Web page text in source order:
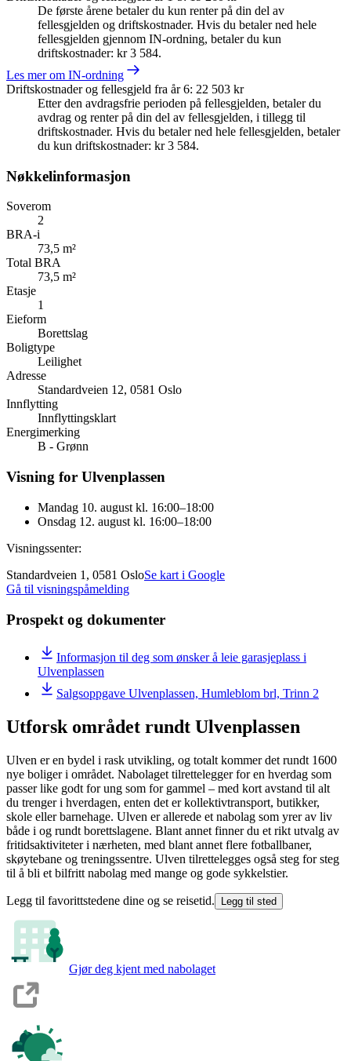
De første årene betaler du kun renter på din del av
fellesgjelden og driftskostnader. Hvis du betaler ned hele
fellesgjelden gjennom IN-ordning, betaler du kun
driftskostnader: kr 3 584.
Les mer om IN-ordning
Driftskostnader og fellesgjeld fra år 6: 22 503 kr
Etter den avdragsfrie perioden på fellesgjelden, betaler du
avdrag og renter på din del av fellesgjelden, i tillegg til
driftskostnader. Hvis du betaler ned hele fellesgjelden, betaler
du kun driftskostnader: kr 3 584.
Nøkkelinformasjon
Soverom
2
BRA-i
73,5 m²
Total BRA
73,5 m²
Etasje
1
Eieform
Borettslag
Boligtype
Leilighet
Adresse
Standardveien 12, 0581 Oslo
Innflytting
Innflyttingsklart
Energimerking
B - Grønn
Visning for Ulvenplassen
Mandag 10. august kl. 16:00–18:00
Onsdag 12. august kl. 16:00–18:00
Visningssenter:
Standardveien 1, 0581 OsloSe kart i Google
Gå til visningspåmelding
Prospekt og dokumenter
Informasjon til deg som ønsker å leie garasjeplass i
Ulvenplassen
Salgsoppgave Ulvenplassen, Humleblom brl, Trinn 2
Utforsk området rundt Ulvenplassen
Ulven er en bydel i rask utvikling, og totalt kommer det rundt 1600
nye boliger i området. Nabolaget tilrettelegger for en hverdag som
passer like godt for ung som for gammel – med kort avstand til alt
du trenger i hverdagen, enten det er kollektivtransport, butikker,
skole eller barnehage. Ulven er allerede et nabolag som yrer av liv
både i og rundt borettslagene. Blant annet finner du et rikt utvalg av
fritidsaktiviteter i nærheten, med blant annet flere fotballbaner,
skøytebane og treningssentre. Ulven tilrettelegges også steg for steg
til å bli et bilfritt nabolag med mange og gode sykkelstier.
Legg til favorittstedene dine og se reisetid. Legg til sted
Gjør deg kjent med nabolaget